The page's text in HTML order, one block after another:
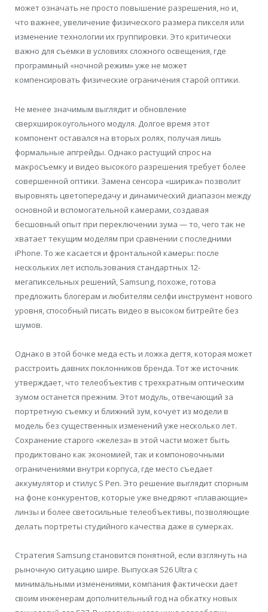
может означать не просто повышение разрешения, но и,
что важнее, увеличение физического размера пикселя или
изменение технологии их группировки. Это критически
важно для съемки в условиях сложного освещения, где
программный «ночной режим» уже не может
компенсировать физические ограничения старой оптики.
Не менее значимым выглядит и обновление
сверхширокоугольного модуля. Долгое время этот
компонент оставался на вторых ролях, получая лишь
формальные апгрейды. Однако растущий спрос на
макросъемку и видео высокого разрешения требует более
совершенной оптики. Замена сенсора «ширика» позволит
выровнять цветопередачу и динамический диапазон между
основной и вспомогательной камерами, создавая
бесшовный опыт при переключении зума — то, чего так не
хватает текущим моделям при сравнении с последними
iPhone. То же касается и фронтальной камеры: после
нескольких лет использования стандартных 12-
мегапиксельных решений, Samsung, похоже, готова
предложить блогерам и любителям селфи инструмент нового
уровня, способный писать видео в высоком битрейте без
шумов.
Однако в этой бочке меда есть и ложка дегтя, которая может
расстроить давних поклонников бренда. Тот же источник
утверждает, что телеобъектив с трехкратным оптическим
зумом останется прежним. Этот модуль, отвечающий за
портретную съемку и ближний зум, кочует из модели в
модель без существенных изменений уже несколько лет.
Сохранение старого «железа» в этой части может быть
продиктовано как экономией, так и компоновочными
ограничениями внутри корпуса, где место съедает
аккумулятор и стилус S Pen. Это решение выглядит спорным
на фоне конкурентов, которые уже внедряют «плавающие»
линзы и более светосильные телеобъективы, позволяющие
делать портреты студийного качества даже в сумерках.
Стратегия Samsung становится понятной, если взглянуть на
рыночную ситуацию шире. Выпуская S26 Ultra с
минимальными изменениями, компания фактически дает
своим инженерам дополнительный год на обкатку новых